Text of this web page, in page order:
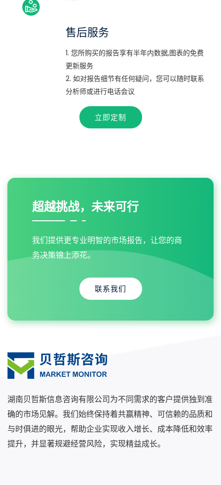
售后服务
1. 您所购买的报告享有半年内数据,图表的免费
更新服务
2. 如对报告细节有任何疑问，您可以随时联系
分析师或进行电话会议
立即定制
超越挑战，未来可行
我们提供更专业明智的市场报告，让您的商
务决策锦上添花。
联系我们
湖南贝哲斯信息咨询有限公司为不同需求的客户提供独到准
确的市场见解。我们始终保持着共赢精神、可信赖的品质和
与时俱进的眼光，帮助企业实现收入增长、成本降低和效率
提升，并显著规避经营风险，实现精益成长。